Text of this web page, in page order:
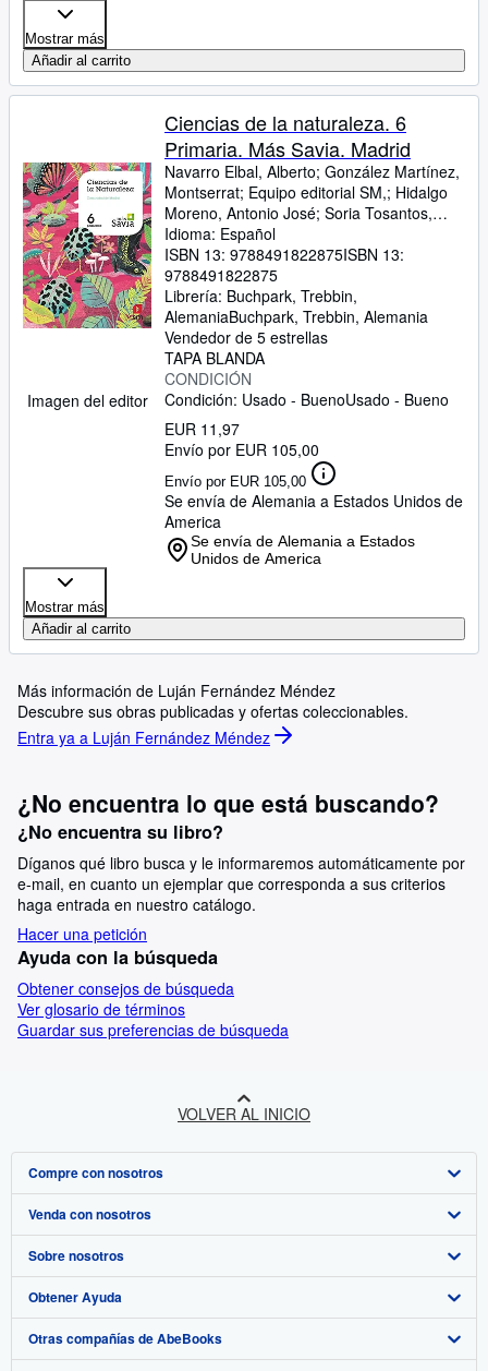
Mostrar más
Añadir al carrito
Imagen del editor
Ciencias de la naturaleza. 6
Primaria. Más Savia. Madrid
Navarro Elbal, Alberto; González Martínez,
Montserrat; Equipo editorial SM,; Hidalgo
Moreno, Antonio José; Soria Tosantos,
Alicia;Peña Pérez, Alberto
Domingo, Manuel;Pueyo Lobera, Isabel
Idioma: Español
ISBN 13: 9788491822875ISBN 13:
9788491822875
Librería: Buchpark, Trebbin,
AlemaniaBuchpark, Trebbin, Alemania
Vendedor de 5 estrellas
TAPA BLANDA
CONDICIÓN
Condición: Usado - BuenoUsado - Bueno
EUR 11,97
Envío por EUR 105,00
Envío por EUR 105,00
Se envía de Alemania a Estados Unidos de
America
Se envía de Alemania a Estados
Unidos de America
Mostrar más
Añadir al carrito
Más información de Luján Fernández Méndez
Descubre sus obras publicadas y ofertas coleccionables.
Entra ya a Luján Fernández Méndez
¿No encuentra lo que está buscando?
¿No encuentra su libro?
Díganos qué libro busca y le informaremos automáticamente por
e-mail, en cuanto un ejemplar que corresponda a sus criterios
haga entrada en nuestro catálogo.
Hacer una petición
Ayuda con la búsqueda
Obtener consejos de búsqueda
Ver glosario de términos
Guardar sus preferencias de búsqueda
VOLVER AL INICIO
Compre con nosotros
Búsqueda avanzada
Colecciones
Mi cuenta
Mis pedidos
Venda con nosotros
Comenzar a vender
Únase a nuestro programa de afiliados
Recomiende un vendedor
Sobre nosotros
Sobre IberLibro
Medios
Obtener Ayuda
Preguntas frecuentes y guías
Otras compañías de AbeBooks